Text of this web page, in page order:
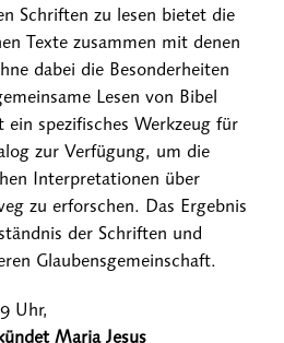
Schriften zu lesen bietet die
Texte zusammen mit denen
dabei die Besonderheiten
Lesen von Bibel
spezifisches Werkzeug für
zur Verfügung, um die
Interpretationen über
zu erforschen. Das Ergebnis
der Schriften und
Glaubensgemeinschaft.
Uhr,
Maria Jesus